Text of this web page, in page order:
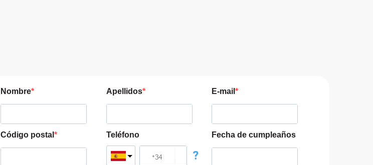
Nombre Apellidos E-mail
Código postal Teléfono
?
Fecha de cumpleaños